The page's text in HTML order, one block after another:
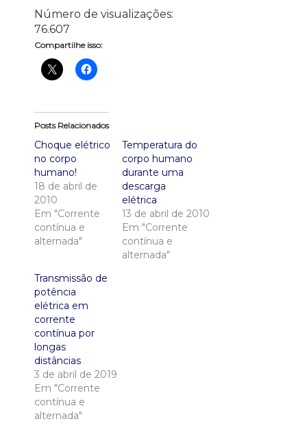
Número de visualizações:
76.607
Compartilhe isso:
Posts Relacionados
Choque elétrico
no corpo
humano!
18 de abril de
2010
Em "Corrente
contínua e
alternada"
Temperatura do
corpo humano
durante uma
descarga
elétrica
13 de abril de 2010
Em "Corrente
contínua e
alternada"
Transmissão de
potência
elétrica em
corrente
contínua por
longas
distâncias
3 de abril de 2019
Em "Corrente
contínua e
alternada"